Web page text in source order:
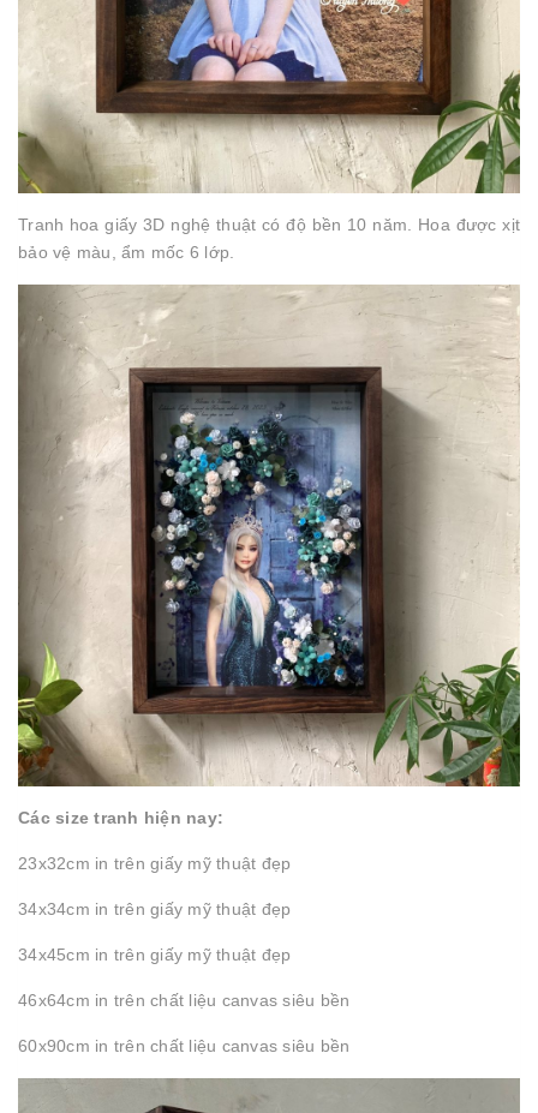
Tranh hoa giấy 3D nghệ thuật có độ bền 10 năm. Hoa được xịt
bảo vệ màu, ẩm mốc 6 lớp.
Các size tranh hiện nay:
23x32cm in trên giấy mỹ thuật đẹp
34x34cm in trên giấy mỹ thuật đẹp
34x45cm in trên giấy mỹ thuật đẹp
46x64cm in trên chất liệu canvas siêu bền
60x90cm in trên chất liệu canvas siêu bền